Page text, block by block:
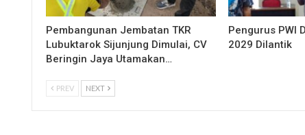
Pembangunan Jembatan TKR
Lubuktarok Sijunjung Dimulai, CV
Beringin Jaya Utamakan…
Pengurus PWI
2029 Dilantik
PREV NEXT